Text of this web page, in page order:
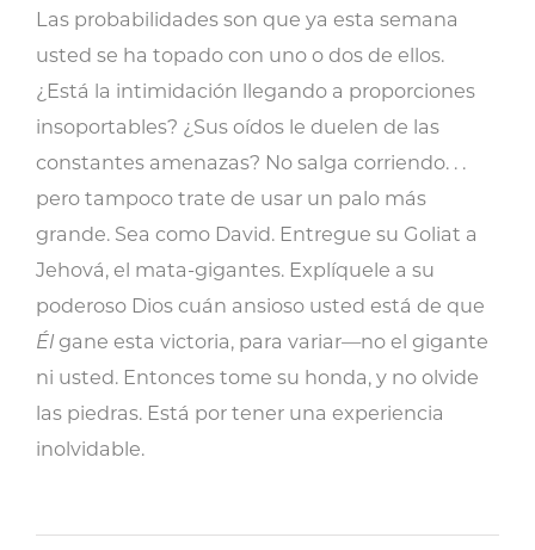
Las probabilidades son que ya esta semana
usted se ha topado con uno o dos de ellos.
¿Está la intimidación llegando a proporciones
insoportables? ¿Sus oídos le duelen de las
constantes amenazas? No salga corriendo. . .
pero tampoco trate de usar un palo más
grande. Sea como David. Entregue su Goliat a
Jehová, el mata-gigantes. Explíquele a su
poderoso Dios cuán ansioso usted está de que
Élgane esta victoria, para variar—no el gigante
ni usted. Entonces tome su honda, y no olvide
las piedras. Está por tener una experiencia
inolvidable.